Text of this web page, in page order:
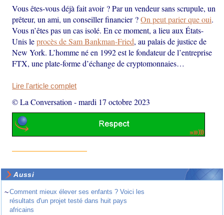
Vous êtes-vous déjà fait avoir ? Par un vendeur sans scrupule, un
prêteur, un ami, un conseiller financier ?On peut parier que oui.
Vous n’êtes pas un cas isolé. En ce moment, a lieu aux États-
Unis leprocès de Sam Bankman-Fried, au palais de justice de
New York. L’homme né en 1992 est le fondateur de l’entreprise
FTX, une plate-forme d’échange de cryptomonnaies…
Lire l'article complet
© La Conversation -mardi 17 octobre 2023
Aussi
~Comment mieux élever ses enfants ? Voici les
résultats d'un projet testé dans huit pays
africains